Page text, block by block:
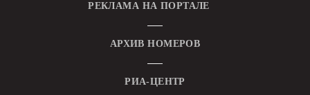
РЕКЛАМА НА ПОРТАЛЕ
АРХИВ НОМЕРОВ
РИА-ЦЕНТР